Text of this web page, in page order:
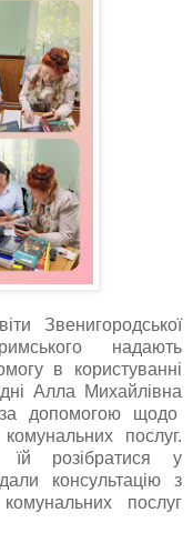
Звенигородської
надають
в користуванні
Алла Михайлівна
допомогою щодо
послуг.
їй розібратися у
консультацію з
послуг